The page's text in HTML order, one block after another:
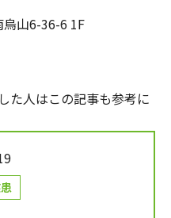
山6-36-6 1F
た人はこの記事も参考に